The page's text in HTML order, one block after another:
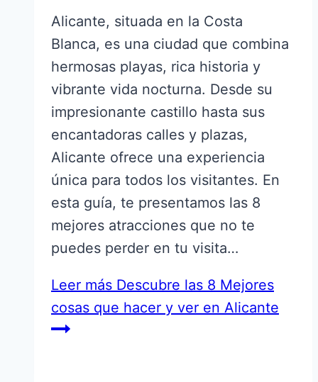
Alicante, situada en la Costa
Blanca, es una ciudad que combina
hermosas playas, rica historia y
vibrante vida nocturna. Desde su
impresionante castillo hasta sus
encantadoras calles y plazas,
Alicante ofrece una experiencia
única para todos los visitantes. En
esta guía, te presentamos las 8
mejores atracciones que no te
puedes perder en tu visita…
Leer más Descubre las 8 Mejores
cosas que hacer y ver en Alicante